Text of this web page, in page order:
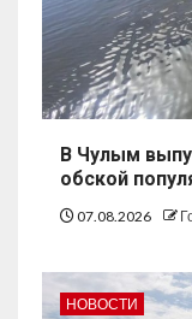
В Чулым
обской
07.08.2026
НОВОСТИ